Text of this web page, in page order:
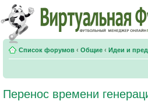
Список форумов ‹ Общие ‹ Идеи и
Перенос времени